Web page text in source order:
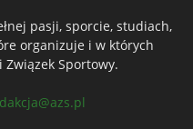
pasji, sporcie, studiach,
organizuje i w których
Związek Sportowy.